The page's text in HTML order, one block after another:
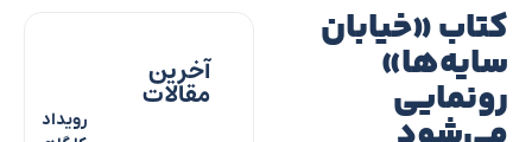
کتاب «خیابان
سایه‌ها»
رونمایی
آخرین
مقالات
رویداد